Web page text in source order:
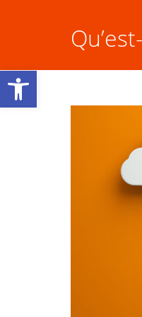
Ouvrir la barre d’outils